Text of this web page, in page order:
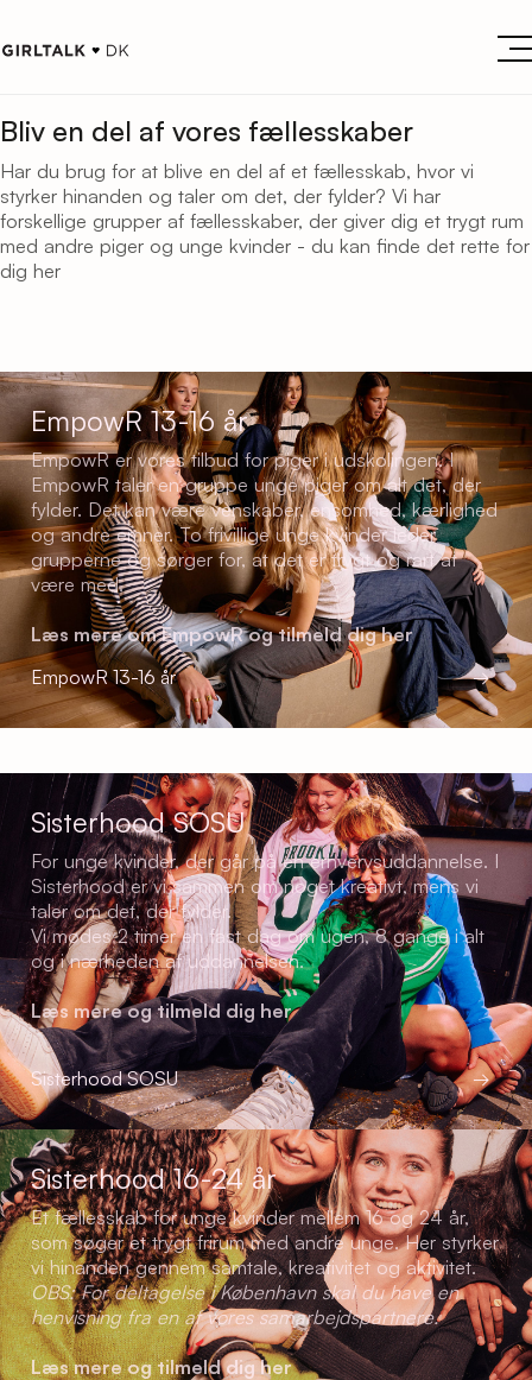
Bliv en del af vores fællesskaber
Har du brug for at blive en del af et fællesskab, hvor vi
styrker hinanden og taler om det, der fylder? Vi har
forskellige grupper af fællesskaber, der giver dig et trygt rum
med andre piger og unge kvinder - du kan finde det rette for
dig her
EmpowR 13-16 år
EmpowR er vores tilbud for piger i udskolingen. I
EmpowR taler en gruppe unge piger om alt det, der
fylder. Det kan være venskaber, ensomhed, kærlighed
og andre emner. To frivillige unge kvinder leder
grupperne og sørger for, at det er trygt og rart at
være med.
Læs mere om EmpowR og tilmeld dig her
EmpowR 13-16 år
→
Sisterhood SOSU
For unge kvinder, der går på en erhvervsuddannelse. I
Sisterhood er vi sammen om noget kreativt, mens vi
taler om det, der fylder.
Vi mødes 2 timer en fast dag om ugen, 8 gange i alt
og i nærheden af uddannelsen.
Læs mere og tilmeld dig her
Sisterhood SOSU →
Sisterhood 16-24 år
Et fællesskab for unge kvinder mellem 16 og 24 år,
som søger et trygt frirum med andre unge. Her styrker
vi hinanden gennem samtale, kreativitet og aktivitet.
OBS: For deltagelse i København skal du have en
henvisning fra en af vores samarbejdspartnere.
Læs mere og tilmeld dig her